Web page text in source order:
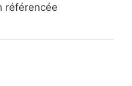
référencée